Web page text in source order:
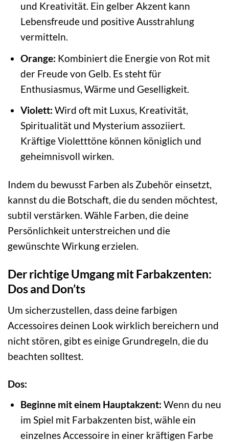
und Kreativität. Ein gelber Akzent kann
Lebensfreude und positive Ausstrahlung
vermitteln.
Orange: Kombiniert die Energie von Rot mit
der Freude von Gelb. Es steht für
Enthusiasmus, Wärme und Geselligkeit.
Violett: Wird oft mit Luxus, Kreativität,
Spiritualität und Mysterium assoziiert.
Kräftige Violetttöne können königlich und
geheimnisvoll wirken.
Indem du bewusst Farben als Zubehör einsetzt,
kannst du die Botschaft, die du senden möchtest,
subtil verstärken. Wähle Farben, die deine
Persönlichkeit unterstreichen und die
gewünschte Wirkung erzielen.
Der richtige Umgang mit Farbakzenten:
Dos and Don’ts
Um sicherzustellen, dass deine farbigen
Accessoires deinen Look wirklich bereichern und
nicht stören, gibt es einige Grundregeln, die du
beachten solltest.
Dos:
Beginne mit einem Hauptakzent: Wenn du neu
im Spiel mit Farbakzenten bist, wähle ein
einzelnes Accessoire in einer kräftigen Farbe